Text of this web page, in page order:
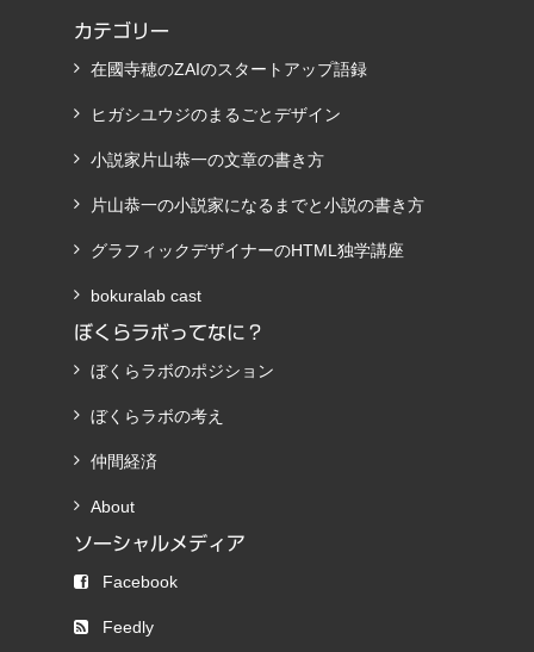
カテゴリー
在國寺穂のZAIのスタートアップ語録
ヒガシユウジのまるごとデザイン
小説家片山恭一の文章の書き方
片山恭一の小説家になるまでと小説の書き方
グラフィックデザイナーのHTML独学講座
bokuralab cast
ぼくらラボってなに？
ぼくらラボのポジション
ぼくらラボの考え
仲間経済
About
ソーシャルメディア
Facebook
Feedly